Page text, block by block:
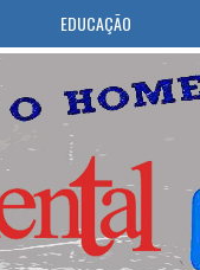
EDUCAÇÃO